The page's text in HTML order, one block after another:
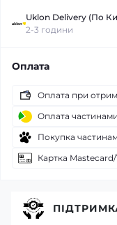
Uklon Delivery (По
2-3 години
Оплата
Оплата при
Оплата
Покупка
Картка Mastecard/